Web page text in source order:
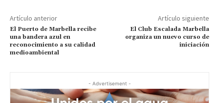
Artículo anterior
El Puerto de Marbella recibe
una bandera azul en
reconocimiento a su calidad
medioambiental
Artículo siguiente
El Club Escalada Marbella
organiza un nuevo curso de
iniciación
- Advertisement -